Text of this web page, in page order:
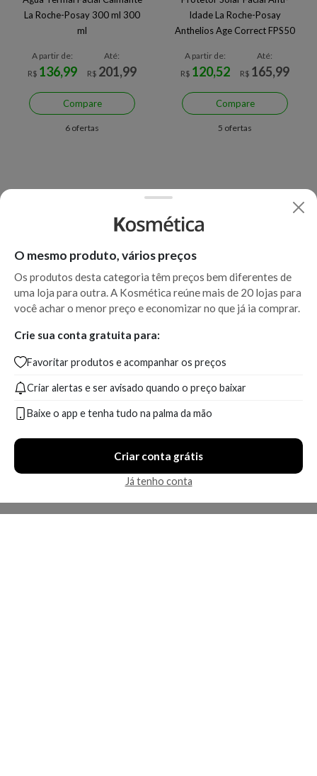
La Roche-Posay 300 ml 300
ml
A partir de:
R$ 136,99
Até:
R$ 201,99
Compare
6 ofertas
Idade La Roche-Posay
Anthelios Age Correct FPS50
A partir de:
R$ 120,52
Até:
R$ 165,99
Compare
5 ofertas
O mesmo produto, vários preços
Os produtos desta categoria têm preços bem diferentes de
uma loja para outra. A Kosmética reúne mais de 20 lojas para
você achar o menor preço e economizar no que já ia comprar.
Crie sua conta gratuita para:
Favoritar produtos e acompanhar os preços
Criar alertas e ser avisado quando o preço baixar
Baixe o app e tenha tudo na palma da mão
Criar conta grátis
Já tenho conta